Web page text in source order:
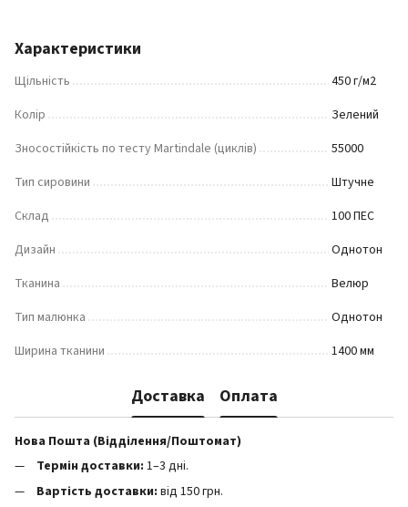
Характеристики
Щільність
450 г/м2
Колір
Зелений
Зносостійкість по тесту Martindale (циклів)
55000
Тип сировини
Штучне
Склад
100 ПЕС
Дизайн
Однотон
Тканина
Велюр
Тип малюнка
Однотон
Ширина тканини
1400 мм
Доставка Оплата
Нова Пошта (Відділення/Поштомат)
Термін доставки: 1–3 дні.
Вартість доставки: від 150 грн.